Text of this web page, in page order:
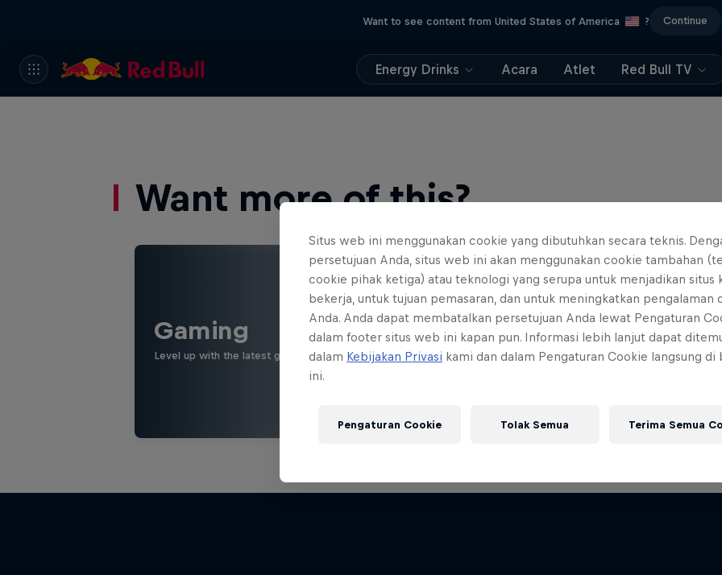
Want to see content from United States of America ? Continue
Energy Drinks Acara Atlet Red Bull TV
Want more of this?
Gaming
Level up with the latest games and esports news, reviews and films. Learn tips on how to improve …
Situs web ini menggunakan cookie yang dibutuhkan secara teknis.
persetujuan Anda, situs web ini akan menggunakan cookie tambahan
cookie pihak ketiga) atau teknologi yang serupa untuk menjadikan situs
bekerja, untuk tujuan pemasaran, dan untuk meningkatkan pengalaman
Anda. Anda dapat membatalkan persetujuan Anda lewat Pengaturan
dalam footer situs web ini kapan pun. Informasi lebih lanjut dapat
dalam Kebijakan Privasi kami dan dalam Pengaturan Cookie langsung di
ini.
Pengaturan Cookie Tolak Semua Terima Semua